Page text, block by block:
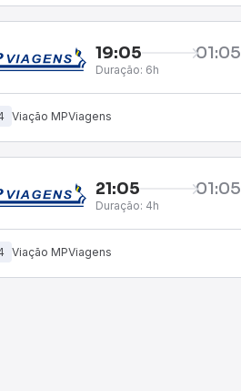
19:05 01:05
Duração: 6h
Viação MPViagens
21:05 01:05
Duração: 4h
Viação MPViagens